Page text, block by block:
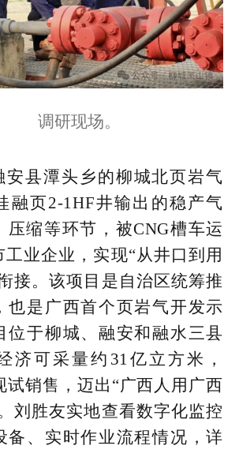
调研现场。
安县潭头乡的柳城北页岩气
融页2-1HF井输出的稳产气
压缩等环节，被CNG槽车运
业企业，实现“从井口到用
接。该项目是自治区统筹推
也是广西首个页岩气开发示
位于柳城、融安和融水三县
济可采量约31亿立方米，
试销售，迈出“广西人用广西
刘胜友实地查看数字化监控
备、实时作业流程情况，详